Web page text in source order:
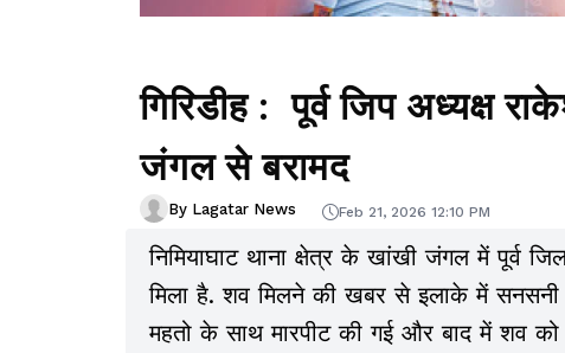
गिरिडीह : पूर्व जिप अध्यक्ष
जंगल से बरामद
By Lagatar News Feb 21, 2026 12:10 PM
निमियाघाट थाना क्षेत्र के खांखी जंगल में पूर्व
मिला है. शव मिलने की खबर से इलाके में
महतो के साथ मारपीट की गई और बाद में शव को